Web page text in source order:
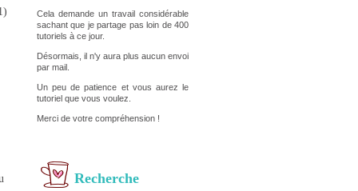
Cela demande un travail considérable
sachant que je partage pas loin de 400
tutoriels à ce jour.
Désormais, il n'y aura plus aucun envoi
par mail.
Un peu de patience et vous aurez le
tutoriel que vous voulez.
Merci de votre compréhension !
Recherche